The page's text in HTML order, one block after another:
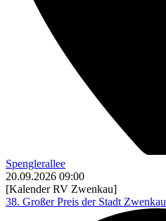
Spenglerallee
20.09.2026 09:00
[Kalender RV Zwenkau]
38. Großer Preis der Stadt Zwenkau